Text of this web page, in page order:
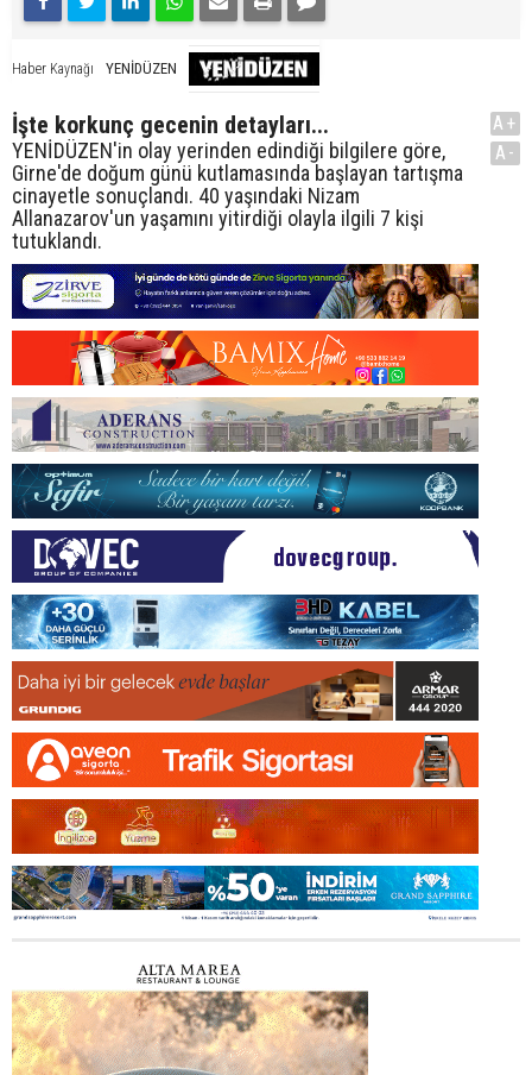
Haber Kaynağı YENİDÜZEN
İşte korkunç gecenin detayları...
YENİDÜZEN'in olay yerinden edindiği bilgilere göre,
Girne'de doğum günü kutlamasında başlayan tartışma
cinayetle sonuçlandı. 40 yaşındaki Nizam
Allanazarov'un yaşamını yitirdiği olayla ilgili 7 kişi
tutuklandı.
A+
A-